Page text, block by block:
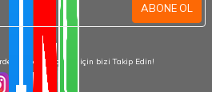
ABONE OL
haberdar olmak için bizi Takip Edin!